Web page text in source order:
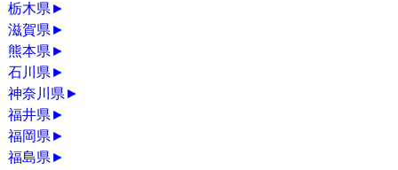
栃木県►
滋賀県►
熊本県►
石川県►
神奈川県►
福井県►
福岡県►
福島県►